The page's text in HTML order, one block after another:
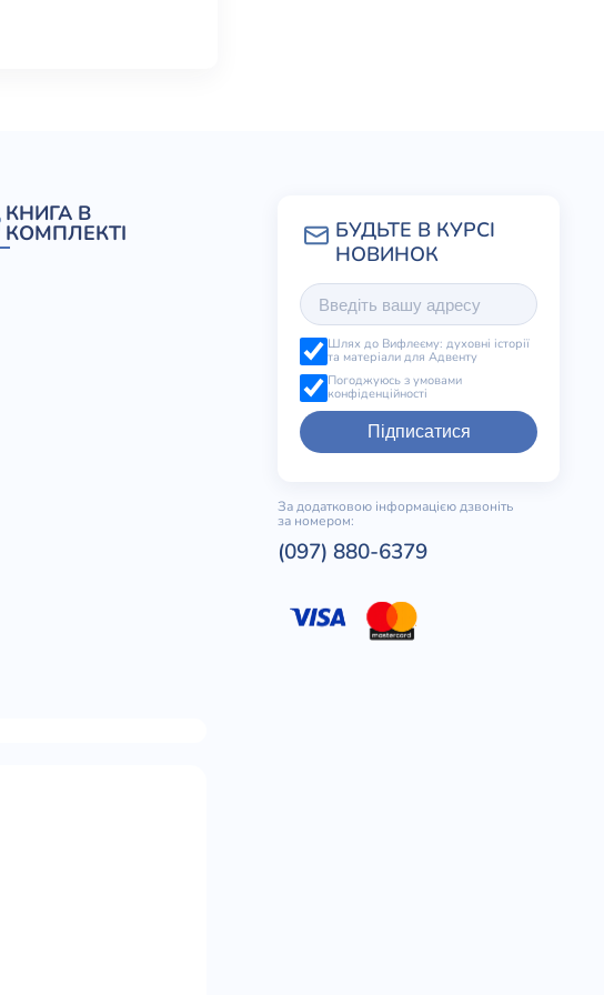
КНИГА В
КОМПЛЕКТІ
Шлях до Вифлеєму: духовні історії
та матеріали для Адвенту
Погоджуюсь з умовами
конфіденційності
Підписатися
За додатковою інформацією дзвоніть
за номером:
(097) 880-6379